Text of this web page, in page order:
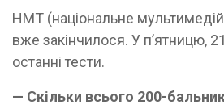
НМТ (національне
вже закінчилося. У п’ятницю,
останні тести.
— Скільки всього 200-